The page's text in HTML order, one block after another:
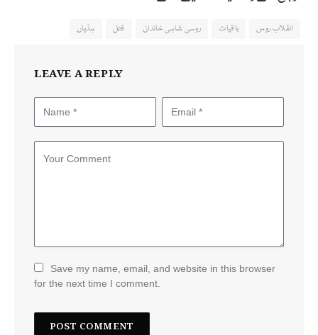
انقلاب روس باقیات روسی شاہی خاندان قتل ہڈیاں
LEAVE A REPLY
Save my name, email, and website in this browser
for the next time I comment.